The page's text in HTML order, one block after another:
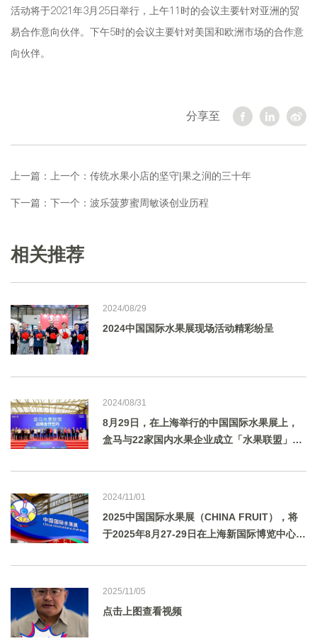
活动将于2021年3月25日举行，上午11时的会议主要针对亚洲的贸
易合作意向伙伴。下午5时的会议主要针对美国和欧洲市场的合作意
向伙伴。
分享至
上一篇： 上一个：传统水果小店的坚守|果之润的三十年
下一篇： 下一个：波乐菠萝蜜周敏谈创业历程
相关推荐
2024/08/29
2024中国国际水果展现场活动精彩纷呈
2024/08/31
8月29日，在上海举行的中国国际水果展上，
盒马与22家国内水果企业成立「水果联盟」，
育新品种，助力国产水果进一步崛起，并结合
自己的产品研发能力帮助水果基地将原料“吃干
2024/11/01
2025中国国际水果展（CHINA FRUIT），将
于2025年8月27-29日在上海新国际博览中心举
2025/11/05
点击上图查看视频